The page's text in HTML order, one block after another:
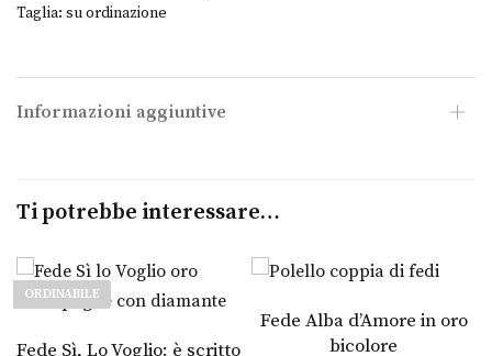
Taglia: su ordinazione
Informazioni aggiuntive
Ti potrebbe interessare…
ORDINABILE
Leggi tutto
Fede Sì, Lo Voglio: è scritto
Fede Alba d’Amore in oro
bicolore